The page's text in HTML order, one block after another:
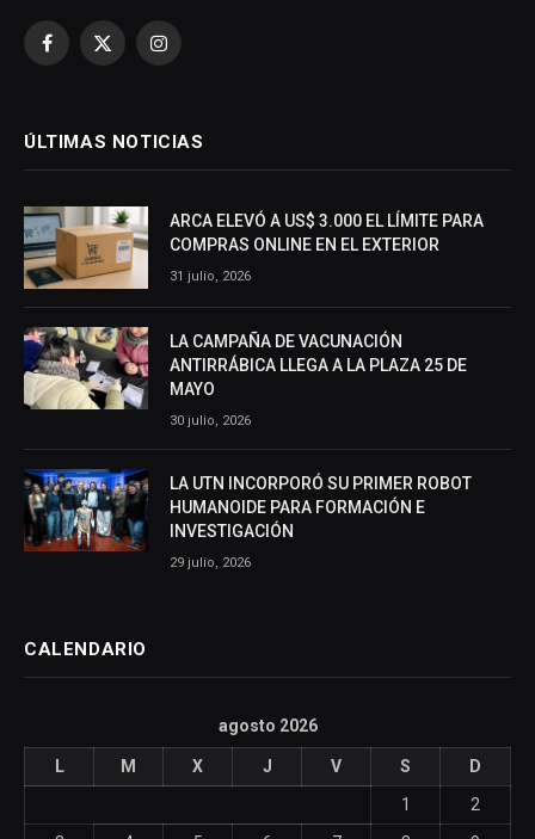
Facebook
X
Instagram
ÚLTIMAS NOTICIAS
ARCA ELEVÓ A US$ 3.000 EL LÍMITE PARA
COMPRAS ONLINE EN EL EXTERIOR
31 julio, 2026
LA CAMPAÑA DE VACUNACIÓN
ANTIRRÁBICA LLEGA A LA PLAZA 25 DE
MAYO
30 julio, 2026
LA UTN INCORPORÓ SU PRIMER ROBOT
HUMANOIDE PARA FORMACIÓN E
INVESTIGACIÓN
29 julio, 2026
CALENDARIO
agosto 2026
L M X J V S
D
1
2